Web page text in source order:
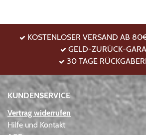
KOSTENLOSER VERSAND AB
GELD-ZURÜCK-
30 TAGE
KUNDENSERVICE
Vertrag widerrufen
Hilfe und Kontakt